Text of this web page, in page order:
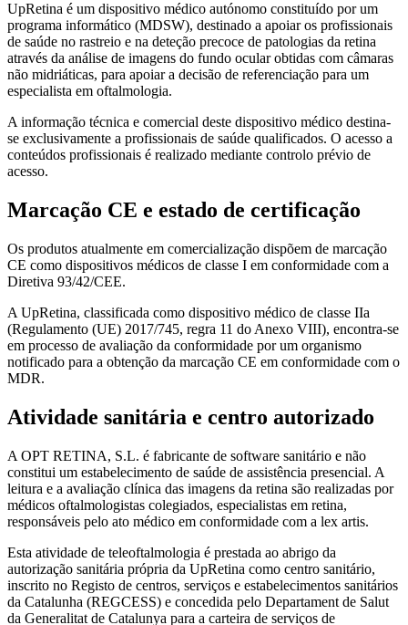
UpRetina é um dispositivo médico autónomo constituído por um
programa informático (MDSW), destinado a apoiar os profissionais
de saúde no rastreio e na deteção precoce de patologias da retina
através da análise de imagens do fundo ocular obtidas com câmaras
não midriáticas, para apoiar a decisão de referenciação para um
especialista em oftalmologia.
A informação técnica e comercial deste dispositivo médico destina-
se exclusivamente a profissionais de saúde qualificados. O acesso a
conteúdos profissionais é realizado mediante controlo prévio de
acesso.
Marcação CE e estado de certificação
Os produtos atualmente em comercialização dispõem de marcação
CE como dispositivos médicos de classe I em conformidade com a
Diretiva 93/42/CEE.
A UpRetina, classificada como dispositivo médico de classe IIa
(Regulamento (UE) 2017/745, regra 11 do Anexo VIII), encontra-se
em processo de avaliação da conformidade por um organismo
notificado para a obtenção da marcação CE em conformidade com o
MDR.
Atividade sanitária e centro autorizado
A OPT RETINA, S.L. é fabricante de software sanitário e não
constitui um estabelecimento de saúde de assistência presencial. A
leitura e a avaliação clínica das imagens da retina são realizadas por
médicos oftalmologistas colegiados, especialistas em retina,
responsáveis pelo ato médico em conformidade com a lex artis.
Esta atividade de teleoftalmologia é prestada ao abrigo da
autorização sanitária própria da UpRetina como centro sanitário,
inscrito no Registo de centros, serviços e estabelecimentos sanitários
da Catalunha (REGCESS) e concedida pelo Departament de Salut
da Generalitat de Catalunya para a carteira de serviços de